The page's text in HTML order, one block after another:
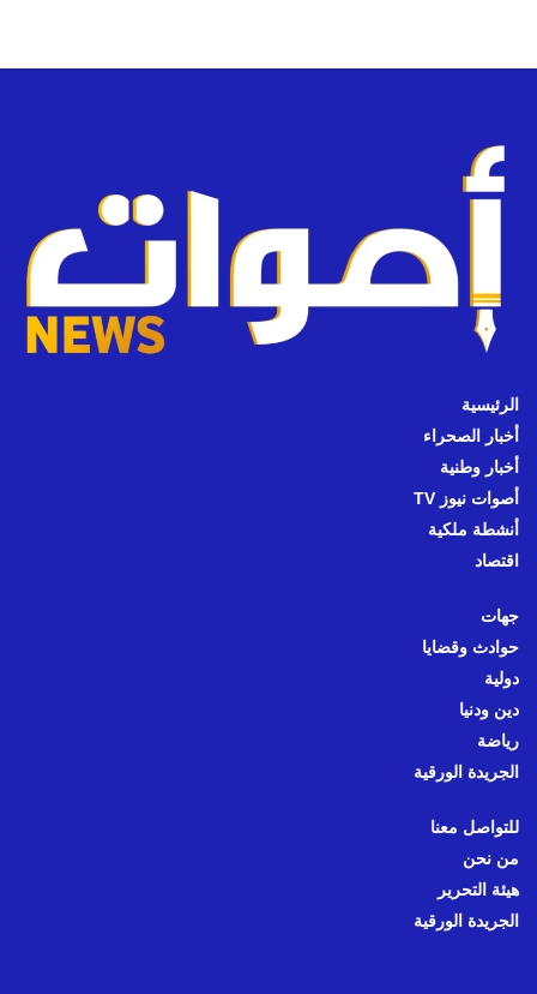
الرئيسية
أخبار الصحراء
أخبار وطنية
أصوات نيوز TV
أنشطة ملكية
اقتصاد
جهات
حوادث وقضايا
دولية
دين ودنيا
رياضة
الجريدة الورقية
للتواصل معنا
من نحن
هيئة التحرير
الجريدة الورقية